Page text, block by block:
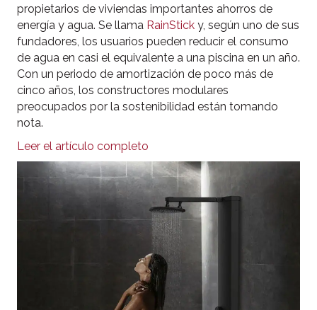
propietarios de viviendas importantes ahorros de
energía y agua. Se llama RainStick y, según uno de sus
fundadores, los usuarios pueden reducir el consumo
de agua en casi el equivalente a una piscina en un año.
Con un periodo de amortización de poco más de
cinco años, los constructores modulares
preocupados por la sostenibilidad están tomando
nota.
Leer el artículo completo